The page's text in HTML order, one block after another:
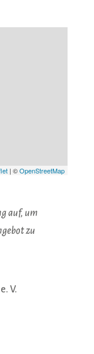
| ©OpenStreetMap
auf, um
zu
V.